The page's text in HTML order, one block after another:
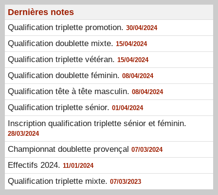
Dernières notes
Qualification triplette promotion. 30/04/2024
Qualification doublette mixte. 15/04/2024
Qualification triplette vétéran. 15/04/2024
Qualification doublette féminin. 08/04/2024
Qualification tête à tête masculin. 08/04/2024
Qualification triplette sénior. 01/04/2024
Inscription qualification triplette sénior et féminin.
28/03/2024
Championnat doublette provençal 07/03/2024
Effectifs 2024. 11/01/2024
Qualification triplette mixte. 07/03/2023